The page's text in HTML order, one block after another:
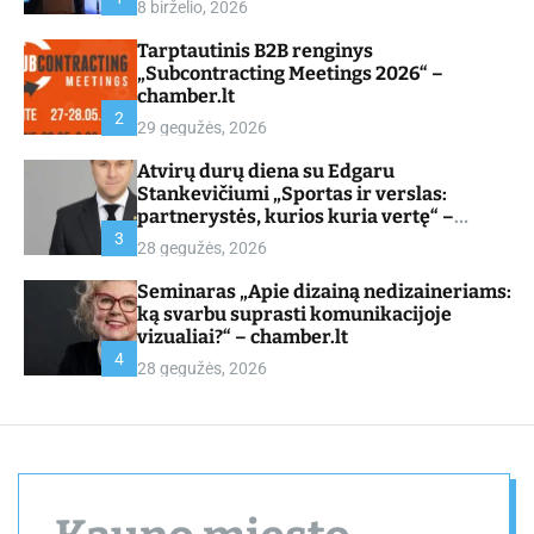
8 birželio, 2026
2
Tarptautinis B2B renginys
„Subcontracting Meetings 2026“ –
chamber.lt
29 gegužės, 2026
3
Atvirų durų diena su Edgaru
Stankevičiumi „Sportas ir verslas:
partnerystės, kurios kuria vertę“ –
chamber.lt
28 gegužės, 2026
4
Seminaras „Apie dizainą nedizaineriams:
ką svarbu suprasti komunikacijoje
vizualiai?“ – chamber.lt
28 gegužės, 2026